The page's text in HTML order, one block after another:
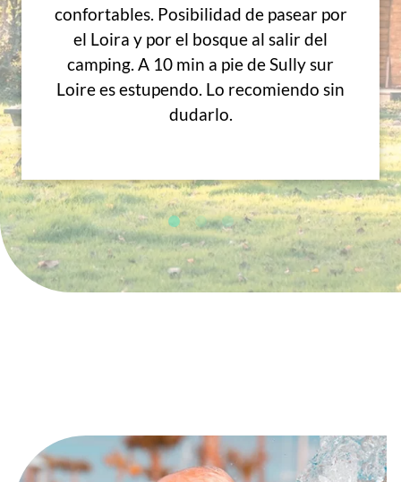
confortables. Posibilidad de pasear por
el Loira y por el bosque al salir del
camping. A 10 min a pie de Sully sur
Loire es estupendo. Lo recomiendo sin
dudarlo.